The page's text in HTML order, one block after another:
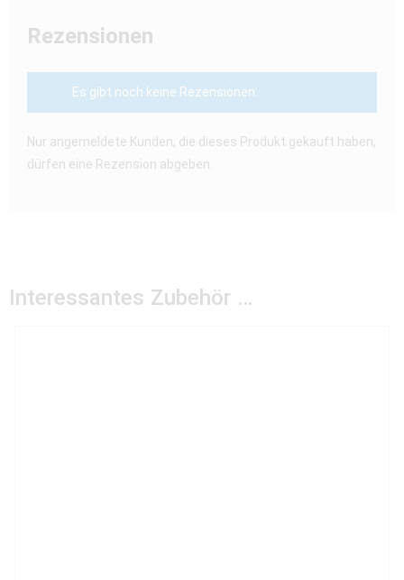
Rezensionen
Es gibt noch keine Rezensionen.
Nur angemeldete Kunden, die dieses Produkt gekauft haben,
dürfen eine Rezension abgeben.
Interessantes Zubehör …